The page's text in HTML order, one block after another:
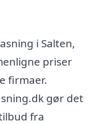
i Salten,
priser
firmaer.
gør det
fra